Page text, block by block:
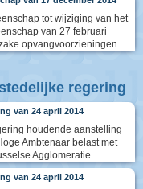
tot wijziging van het
van 27 februari
opvangvoorzieningen
regering
van 24 april 2014
houdende aanstelling
Ambtenaar belast met
Agglomeratie
van 24 april 2014